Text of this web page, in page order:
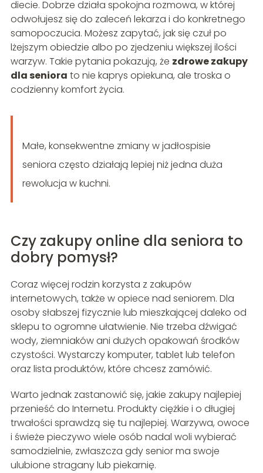
diecie. Dobrze działa spokojna rozmowa, w której
odwołujesz się do zaleceń lekarza i do konkretnego
samopoczucia. Możesz zapytać, jak się czuł po
lżejszym obiedzie albo po zjedzeniu większej ilości
warzyw. Takie pytania pokazują, że zdrowe zakupy
dla seniora to nie kaprys opiekuna, ale troska o
codzienny komfort życia.
Małe, konsekwentne zmiany w jadłospisie
seniora często działają lepiej niż jedna duża
rewolucja w kuchni.
Czy zakupy online dla seniora to
dobry pomysł?
Coraz więcej rodzin korzysta z zakupów
internetowych, także w opiece nad seniorem. Dla
osoby słabszej fizycznie lub mieszkającej daleko od
sklepu to ogromne ułatwienie. Nie trzeba dźwigać
wody, ziemniaków ani dużych opakowań środków
czystości. Wystarczy komputer, tablet lub telefon
oraz lista produktów, które chcesz zamówić.
Warto jednak zastanowić się, jakie zakupy najlepiej
przenieść do Internetu. Produkty ciężkie i o długiej
trwałości sprawdzą się tu najlepiej. Warzywa, owoce
i świeże pieczywo wiele osób nadal woli wybierać
samodzielnie, zwłaszcza gdy senior ma swoje
ulubione stragany lub piekarnię.